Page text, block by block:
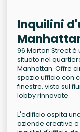
Inquilini
96 Morton Street è
situato nel
Manhattan. Offre
spazio ufficio con
finestre, vista sul
lobby rinnovate.
L'edificio ospita
aziende creative